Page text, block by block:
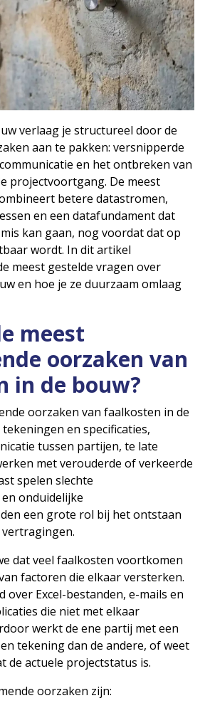
verlaag je structureel door de
aan te pakken: versnipperde
en het ontbreken van
projectvoortgang. De meest
betere datastromen,
en een datafundament dat
kan gaan, nog voordat dat op
wordt. In dit artikel
meest gestelde vragen over
en hoe je ze duurzaam omlaag
meest
oorzaken van
in de bouw?
oorzaken van faalkosten in de
en specificaties,
tussen partijen, te late
met verouderde of verkeerde
spelen slechte
onduidelijke
een grote rol bij het ontstaan
dat veel faalkosten voortkomen
factoren die elkaar versterken.
over Excel-bestanden, e-mails en
die niet met elkaar
werkt de ene partij met een
tekening dan de andere, of weet
de actuele projectstatus is.
oorzaken zijn: